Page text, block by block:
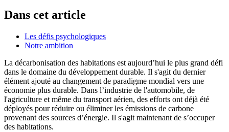
Dans cet article
Les défis psychologiques
Notre ambition
La décarbonisation des habitations est aujourd’hui le plus grand défi
dans le domaine du développement durable. Il s'agit du dernier
élément ajouté au changement de paradigme mondial vers une
économie plus durable. Dans l’industrie de l'automobile, de
l'agriculture et même du transport aérien, des efforts ont déjà été
déployés pour réduire ou éliminer les émissions de carbone
provenant des sources d’énergie. Il s'agit maintenant de s’occuper
des habitations.